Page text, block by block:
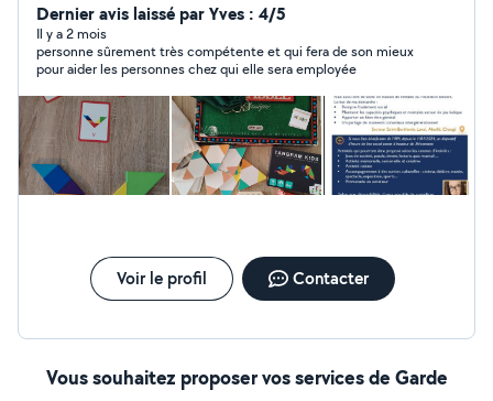
adaptées aux besoins et aux envies de chacun : - Aide
pour les courses - Activités cognitives : jeux de société,
exercices de mémoire, puzzles - Atelier cuisine :
participation et plaisir de faire ensemble - Sorties de
loisirs - Accompagnement aux rendez-vous Mon objectif
est simple : contribuer à maintenir l'autonomie, stimuler
l'esprit et surtout apporter du lien, de la joie et du bien-
être au quotidien. Ces services peuvent être effectués
à domicile mais aussi pour des personnes en résidence
social en dehors des autres résidents et un lien
intergénérationnel. Il me reste des disponibilités les
lundis et mardis après-midi. + Garde d'enfants
maison lors de vos vacances
Dernier avis laissé par Yves : 4/5
Il y a 2 mois
personne sûrement très compétente et qui fera de son mieux
pour aider les personnes chez qui elle sera employée
Voir le profil Contacter
Vous souhaitez proposer vos services de Garde